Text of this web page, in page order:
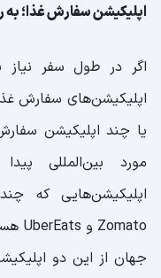
اپلیکیشن سفارش غذا؛
اگر در طول سفر نیاز
اپلیکیشن‌های سفارش
یا چند اپلیکیشن
مورد بین‌المللی
اپلیکیشن‌هایی که
جهان از این دو